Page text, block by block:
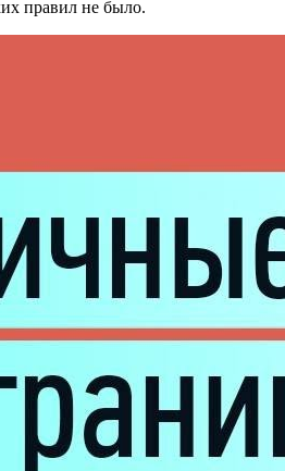
правил не было.